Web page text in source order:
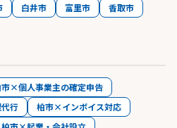
白井市 富里市 香取市
×個人事業主の確定申告
行
柏市×インボイス対応